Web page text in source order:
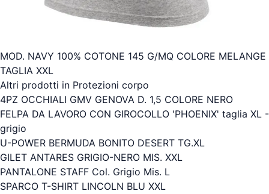
MOD. NAVY 100% COTONE 145 G/MQ COLORE MELANGE
TAGLIA XXL
Altri prodotti in Protezioni corpo
4PZ OCCHIALI GMV GENOVA D. 1,5 COLORE NERO
FELPA DA LAVORO CON GIROCOLLO 'PHOENIX' taglia XL -
grigio
U-POWER BERMUDA BONITO DESERT TG.XL
GILET ANTARES GRIGIO-NERO MIS. XXL
PANTALONE STAFF Col. Grigio Mis. L
SPARCO T-SHIRT LINCOLN BLU XXL